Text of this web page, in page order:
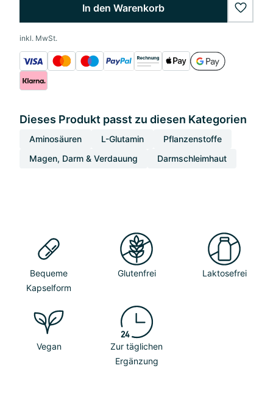
In den Warenkorb
inkl. MwSt.
Dieses Produkt passt zu diesen Kategorien
Aminosäuren L-Glutamin
Pflanzenstoffe
Magen, Darm & Verdauung
Darmschleimhaut
Bequeme
Kapselform
Glutenfrei Laktosefrei
Vegan
Zur täglichen
Ergänzung